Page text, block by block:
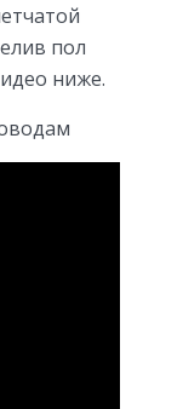
пол
ниже.